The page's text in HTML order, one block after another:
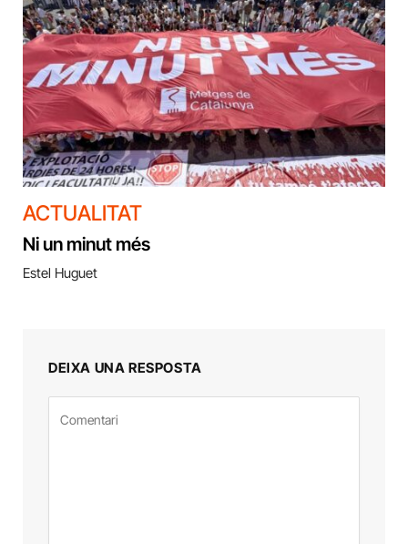
ACTUALITAT
Ni un minut més
Estel Huguet
DEIXA UNA RESPOSTA